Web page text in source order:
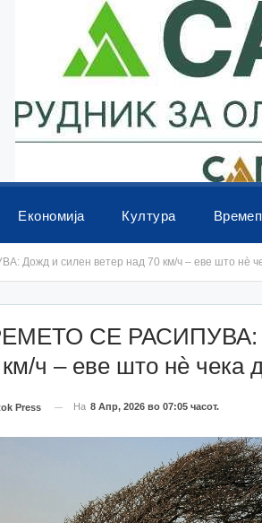
Економија Култура
Дожд и силен ветер над 70 км/ч – еве што нè
СЕ РАСИПУВА:
ч – еве што нè чека
Press На 8 Апр, 2026 во 07:05 часот.